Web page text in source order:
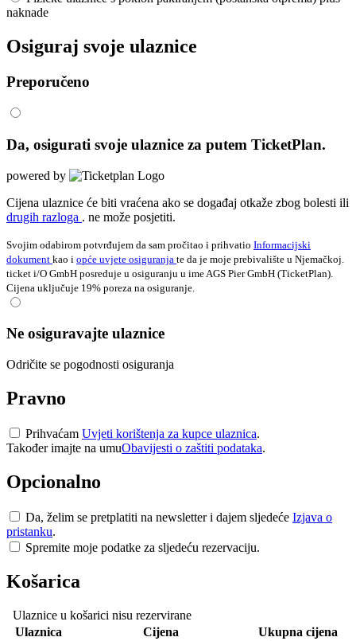
naknade
Osiguraj svoje ulaznice
Preporučeno
Da, osigurati svoje ulaznice za putem TicketPlan.
powered by
Cijena ulaznice će biti vraćena ako se događaj otkaže zbog bolesti ili
drugih razloga . ne može posjetiti.
Svojim odabirom potvrđujem da sam pročitao i prihvatio Informacijski
dokument kao i opće uvjete osiguranja te da je moje prebivalište u Njemačkoj.
ticket i/O GmbH posreduje u osiguranju u ime AGS Pier GmbH (TicketPlan).
Cijena uključuje 19% poreza na osiguranje.
Ne osiguravajte ulaznice
Odričite se pogodnosti osiguranja
Pravno
Prihvaćam Uvjeti korištenja za kupce ulaznica.
Također imajte na umuObavijesti o zaštiti podataka.
Opcionalno
Da, želim se pretplatiti na newsletter i dajem sljedeće Izjava o
pristanku.
Spremite moje podatke za sljedeću rezervaciju.
Košarica
Ulaznice u košarici nisu rezervirane
Ulaznica
Cijena
Ukupna cijena